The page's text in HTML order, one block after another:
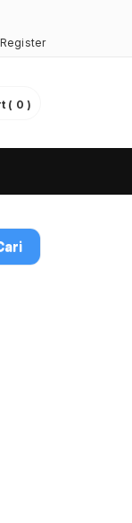
Register
( 0 )